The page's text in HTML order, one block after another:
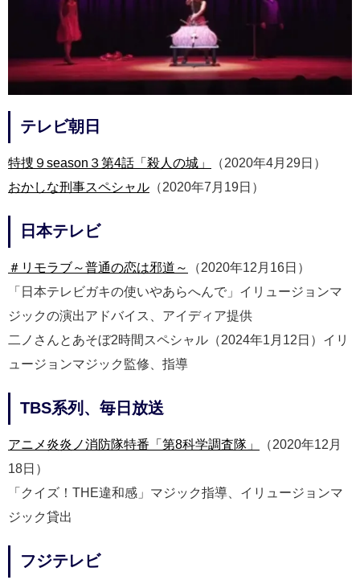
テレビ朝日
特捜９season３第4話「殺人の城」
（2020年4月29日）
おかしな刑事スペシャル （2020年7月19日）
日本テレビ
＃リモラブ～普通の恋は邪道～
（2020年12月16日）
「日本テレビガキの使いやあらへんで」イリュージョンマ
ジックの演出アドバイス、アイディア提供
二ノさんとあそぼ2時間スペシャル（2024年1月12日）イリ
ュージョンマジック監修、指導
TBS系列、毎日放送
アニメ炎炎ノ消防隊特番「第8科学調査隊」
（2020年12月
18日）
「クイズ！THE違和感」マジック指導、イリュージョンマ
ジック貸出
フジテレビ